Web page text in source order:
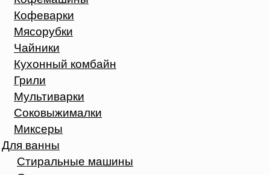
Кофеварки
Мясорубки
Чайники
Кухонный комбайн
Грили
Мультиварки
Соковыжималки
Миксеры
Для ванны
Стиральные машины